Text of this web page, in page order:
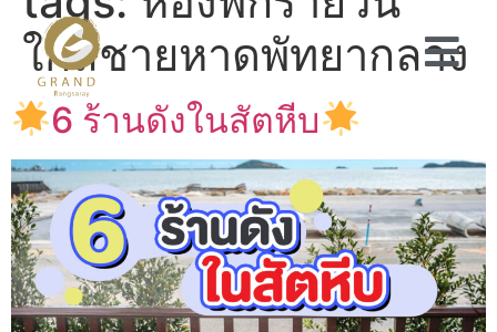
ใกล้ชายหาดพัทยากลาง
6 ร้านดังในสัตหีบ